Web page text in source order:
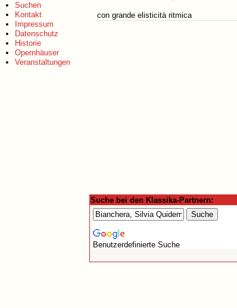
Suchen
Kontakt
Impressum
Datenschutz
Historie
Opernhäuser
Veranstaltungen
con grande elisticità ritmica
Suche bei den Klassika-Partnern:
Benutzerdefinierte Suche